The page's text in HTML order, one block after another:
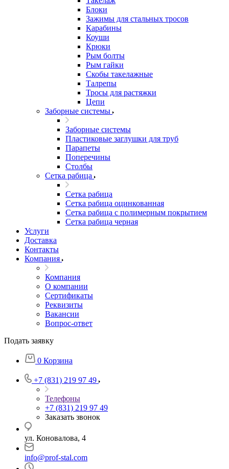
Блоки
Зажимы для стальных тросов
Карабины
Коуши
Крюки
Рым болты
Рым гайки
Скобы такелажные
Талрепы
Тросы для растяжки
Цепи
Заборные системы
Заборные системы
Пластиковые заглушки для труб
Парапеты
Поперечины
Столбы
Сетка рабица
Сетка рабица
Сетка рабица оцинкованная
Сетка рабица с полимерным покрытием
Сетка рабица черная
Услуги
Доставка
Контакты
Компания
Компания
О компании
Сертификаты
Реквизиты
Вакансии
Вопрос-ответ
Подать заявку
0 Корзина
+7 (831) 219 97 49
Телефоны
+7 (831) 219 97 49
Заказать звонок
ул. Коновалова, 4
info@prof-stal.com